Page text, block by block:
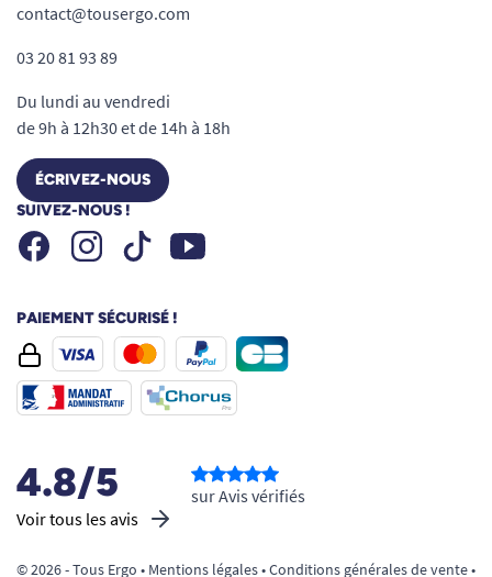
contact@tousergo.com
03 20 81 93 89
Du lundi au vendredi
de 9h à 12h30 et de 14h à 18h
ÉCRIVEZ-NOUS
SUIVEZ-NOUS !
FacebookInstagramTiktok Youtube
PAIEMENT SÉCURISÉ !
4.8/5
Voir tous les avis
sur Avis vérifiés
© 2026 - Tous Ergo • Mentions légales•Conditions générales de vente•